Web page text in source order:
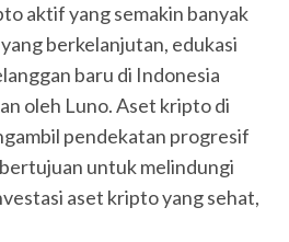
aktif yang semakin banyak
berkelanjutan, edukasi
baru di Indonesia
oleh Luno. Aset kripto di
pendekatan progresif
untuk melindungi
aset kripto yang sehat,